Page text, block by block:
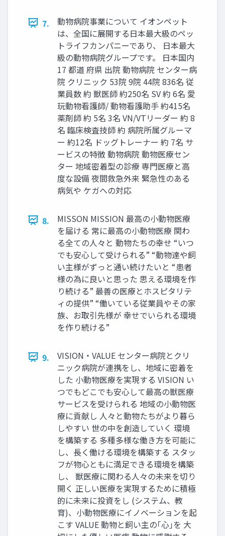
7.
動物病院事業について イオンペット
は、全国に展開する日本最大級のペッ
トライフカンパニーであり、 日本最大
級の動物病院グループです。 日本国内
17 都道 府県 出院 動物病院 センター病
院 クリニック 53院 9院 44院 836名 従
業員数 約 獣医師 約250名 SV 約 6名 愛
玩動物看護師/ 動物看護助手 約415名
薬剤師 約 5名 3名 VN/VTリーダー 約 8
名 臨床検査技師 約 病院所属グルーマ
ー 約12名 ドッグトレーナー 約 7名 サ
ービスの特徴 動物病院 動物医療セン
ター 地域密着型の診療 専門医療と高
度な設備 夜間救急外来 緊急性のある
病気や ケガへの対応
8.
MISSON MISSION 最高の小動物医療
を届ける 常に最高の小動物医療 関わ
る全ての人々と 動物たちの幸せ “いつ
でも安心して受けられる” “動物達や飼
い主様がずっと通い続けたいと “患者
様の為に良いと思った 思える環境を作
り続ける” 最善の医療とホスピタリテ
ィの提供” “働いている従業員やその家
族、お取引先様が 幸せでいられる環境
を作り続ける”
9.
VISION・VALUE センター病院とクリ
ニック病院が連携をし、地域に密着を
した 小動物医療を実現する VISION い
つでもどこでも安心して最高の獣医療
サービスを受けられる 地域の小動物医
療に貢献し 人々と動物たちがより暮ら
しやすい 世の中を創造していく 環境
を構築する 多種多様な働き方を可能に
し、長く働ける環境を構築する スタッ
フが物心ともに満足できる環境を構築
し、 獣医療に関わる人々の未来を切り
開く 正しい医療を実現するために積極
的に未来に投資をし (システム、教
育)、小動物医療にイノベーションを起
こす VALUE 動物と飼い主の｢心｣を 大